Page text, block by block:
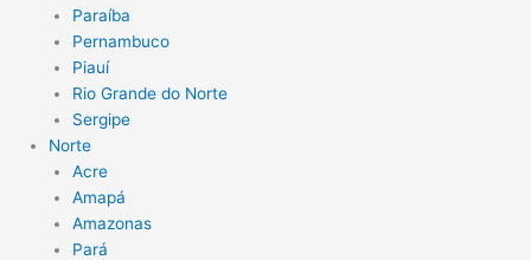
Paraíba
Pernambuco
Piauí
Rio Grande do Norte
Sergipe
Norte
Acre
Amapá
Amazonas
Pará